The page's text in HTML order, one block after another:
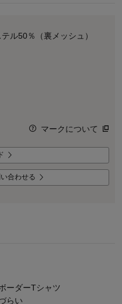
ル50％（裏メッシュ）
マークについて
合わせる
ーダーTシャツ
らい